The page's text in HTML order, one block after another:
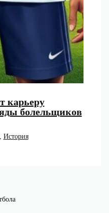
карьеру
болельщиков
История